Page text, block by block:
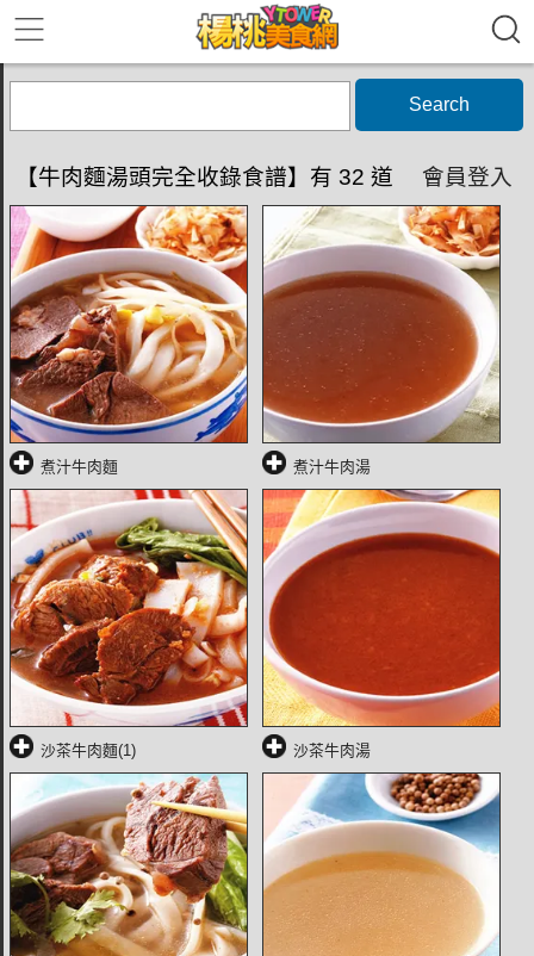
Search
【牛肉麵湯頭完全收錄食譜】有 32 道 會員登入
煮汁牛肉麵 煮汁牛肉湯
沙茶牛肉麵(1) 沙茶牛肉湯